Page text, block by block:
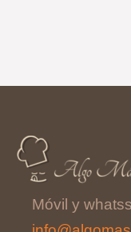
Móvil y